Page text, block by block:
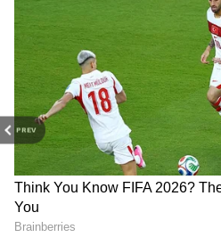
PREV
తమిళనాడు బడ్జెట్ విజయ్
ఆసక్తికర కేటాయింపులు | Tamil
Nadu CM Vijay Mega Budget
2026